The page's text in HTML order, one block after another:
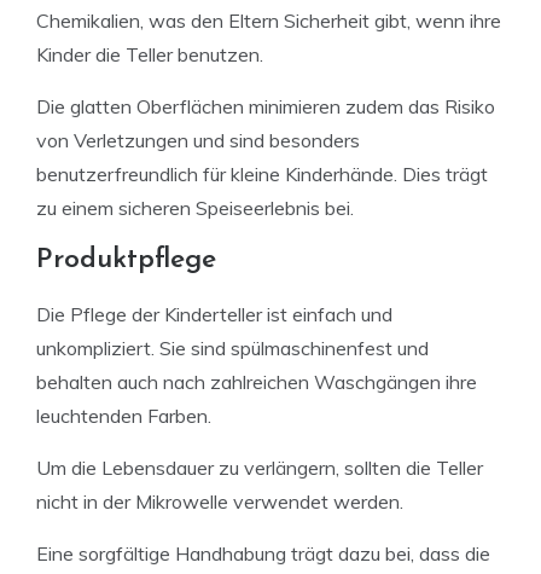
Chemikalien, was den Eltern Sicherheit gibt, wenn ihre
Kinder die Teller benutzen.
Die glatten Oberflächen minimieren zudem das Risiko
von Verletzungen und sind besonders
benutzerfreundlich für kleine Kinderhände. Dies trägt
zu einem sicheren Speiseerlebnis bei.
Produktpflege
Die Pflege der Kinderteller ist einfach und
unkompliziert. Sie sind spülmaschinenfest und
behalten auch nach zahlreichen Waschgängen ihre
leuchtenden Farben.
Um die Lebensdauer zu verlängern, sollten die Teller
nicht in der Mikrowelle verwendet werden.
Eine sorgfältige Handhabung trägt dazu bei, dass die